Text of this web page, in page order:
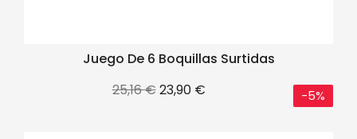
Juego De 6 Boquillas Surtidas
Precio
25,16 €Precio
23,90 € -5%